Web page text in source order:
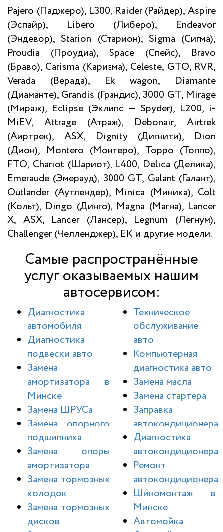
Pajero (Паджеро), L300, Raider (Райдер), Aspire
(Эспайр), Libero (Либеро), Endeavor
(Эндевор), Starion (Старион), Sigma (Сигма),
Proudia (Проудиа), Space (Спейс), Bravo
(Браво), Carisma (Каризма), Celeste, GTO, RVR,
Verada (Верада), Ek wagon, Diamante
(Диаманте), Grandis (Грандис), 3000 GT, Mirage
(Мираж), Eclipse (Эклипс — Spyder), L200, i-
MiEV, Attrage (Атраж), Debonair, Airtrek
(Аиртрек), ASX, Dignity (Дигнити), Dion
(Дион), Montero (Монтеро), Toppo (Топпо),
FTO, Chariot (Шариот), L400, Delica (Делика),
Emeraude (Эмерауд), 3000 GT, Galant (Галант),
Outlander (Аутлендер), Minica (Миника), Colt
(Кольт), Dingo (Динго), Magna (Магна), Lancer
X, ASX, Lancer (Лансер), Legnum (Легнум),
Challenger (Челленджер), EK и другие модели.
Самые распространённые
услуг оказываемых нашим
автосервисом:
Диагностика
автомобиля
Диагностика
подвески авто
Замена
амортизатора в
Минске
Замена ШРУСа
Замена опорного
подшипника
Замена опоры
амортизатора
Замена тормозных
колодок
Замена тормозных
дисков
Техническое
обслуживание
авто
Компьютерная
диагностика авто
Замена масла
Замена стартера
Заправка
автокондиционера
Диагностика
автокондиционера
Ремонт
автокондиционера
Шиномонтаж в
Минске
Автомойка